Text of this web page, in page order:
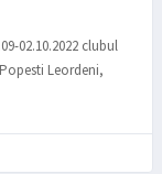
02.10.2022 clubul
Leordeni,